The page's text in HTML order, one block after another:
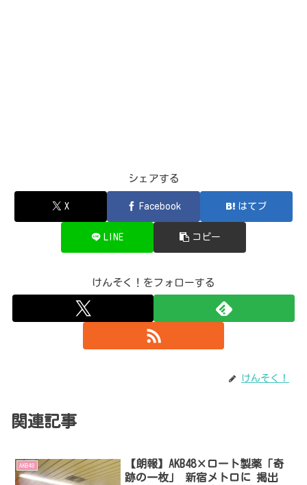
シェアする
X Facebook はてブ
LINE コピー
けんそく！をフォローする
けんそく！
関連記事
AKB48
【朗報】AKB48×ロート製薬「奇
跡の一枚」 新宿メトロに 掲出